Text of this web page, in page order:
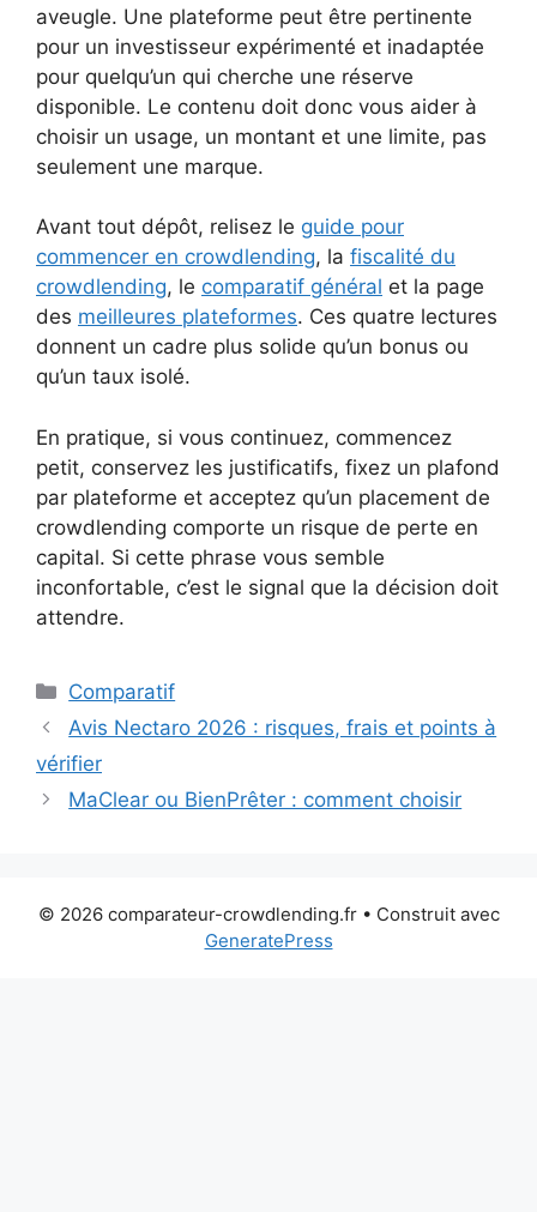
aveugle. Une plateforme peut être pertinente
pour un investisseur expérimenté et inadaptée
pour quelqu’un qui cherche une réserve
disponible. Le contenu doit donc vous aider à
choisir un usage, un montant et une limite, pas
seulement une marque.
Avant tout dépôt, relisez le guide pour
commencer en crowdlending, la fiscalité du
crowdlending, le comparatif général et la page
des meilleures plateformes. Ces quatre lectures
donnent un cadre plus solide qu’un bonus ou
qu’un taux isolé.
En pratique, si vous continuez, commencez
petit, conservez les justificatifs, fixez un plafond
par plateforme et acceptez qu’un placement de
crowdlending comporte un risque de perte en
capital. Si cette phrase vous semble
inconfortable, c’est le signal que la décision doit
attendre.
Catégories
Comparatif
Avis Nectaro 2026 : risques, frais et points à
vérifier
MaClear ou BienPrêter : comment choisir
© 2026 comparateur-crowdlending.fr• Construit avec
GeneratePress